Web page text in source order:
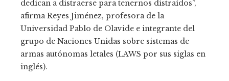
dedican a distraerse para tenernos distraídos”,
afirma Reyes Jiménez, profesora de la
Universidad Pablo de Olavide e integrante del
grupo de Naciones Unidas sobre sistemas de
armas autónomas letales (LAWS por sus siglas en
inglés).